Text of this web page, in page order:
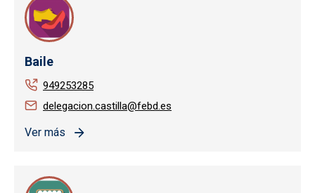
Baile
949253285
delegacion.castilla@febd.es
Ver más